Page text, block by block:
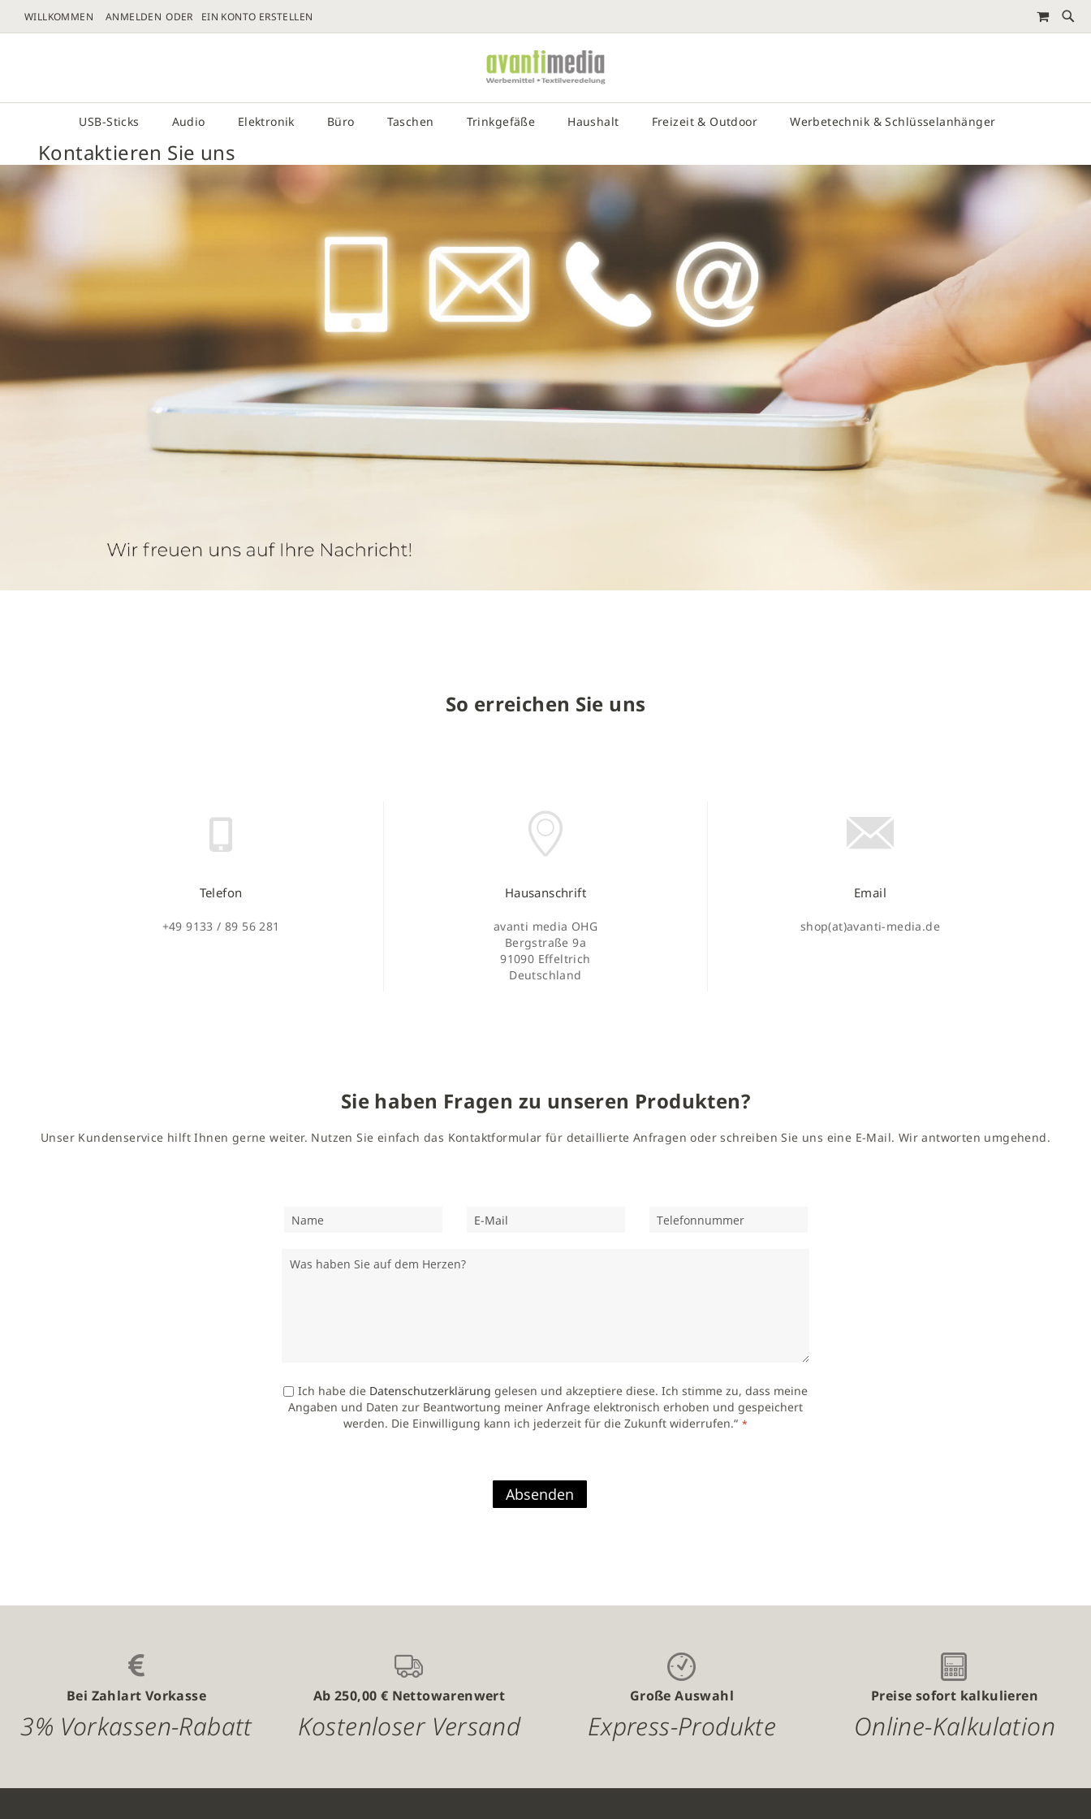
DIREKT
WILLKOMMEN ANMELDEN EIN KONTO ERSTELLEN
# DRÜCKEN SIE DIE EINGABETASTE, UM DIE SUCHE ZU STARTEN
MEIN
USB-Sticks Audio Elektronik Büro Taschen Trinkgefäße Haushalt Freizeit & Outdoor Werbetechnik & Schlüsselanhänger
Kontaktieren Sie uns
So erreichen Sie uns
Telefon
+49 9133 / 89 56 281
Hausanschrift
avanti media OHG
Bergstraße 9a
91090 Effeltrich
Deutschland
Email
shop(at)avanti-media.de
Sie haben Fragen zu unseren Produkten?
Unser Kundenservice hilft Ihnen gerne weiter. Nutzen Sie einfach das Kontaktformular für detaillierte Anfragen oder schreiben Sie uns eine E-Mail. Wir antworten umgehend.
Ich habe die Datenschutzerklärung gelesen und akzeptiere diese. Ich stimme zu, dass meine
Angaben und Daten zur Beantwortung meiner Anfrage elektronisch erhoben und gespeichert
werden. Die Einwilligung kann ich jederzeit für die Zukunft widerrufen.“
Absenden
Bei Zahlart Vorkasse
3% Vorkassen-Rabatt
Ab 250,00 € Nettowarenwert
Kostenloser Versand
Große Auswahl
Express-Produkte
Preise sofort kalkulieren
Online-Kalkulation